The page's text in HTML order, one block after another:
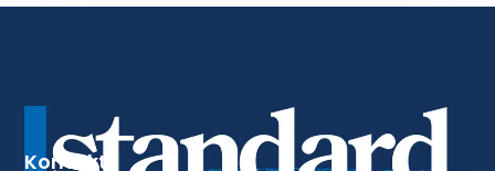
Kontakt